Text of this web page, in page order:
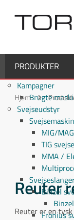
PRODUKTER
Kampagner
Brugte
Svejseudstyr
MIG/
TIG
MMA /
Binzel
Fronius
Hjem
Reuter
Reuter er en